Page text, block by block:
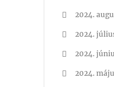
2024.
2024.
2024.
2024.